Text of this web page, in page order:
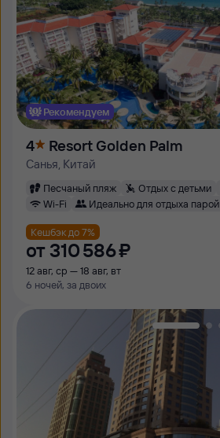
Рекомендуем
4 Resort Golden Palm
Санья, Китай
Песчаный пляж Отдых с детьми
Wi-Fi
Идеально для отдыха парой
Кешбэк до 7%
от 310 ⁠586 ⁠₽
12 авг, ср — 18 авг, вт
6 ночей, за двоих